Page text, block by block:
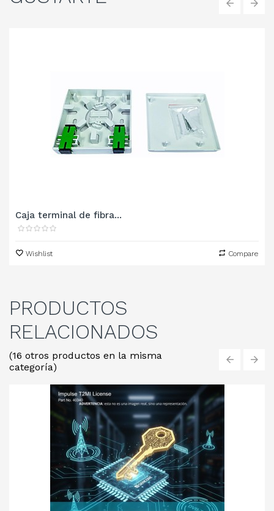
Caja terminal de fibra...
Wishlist Compare
PRODUCTOS
RELACIONADOS
(16 otros productos en la misma
categoría)